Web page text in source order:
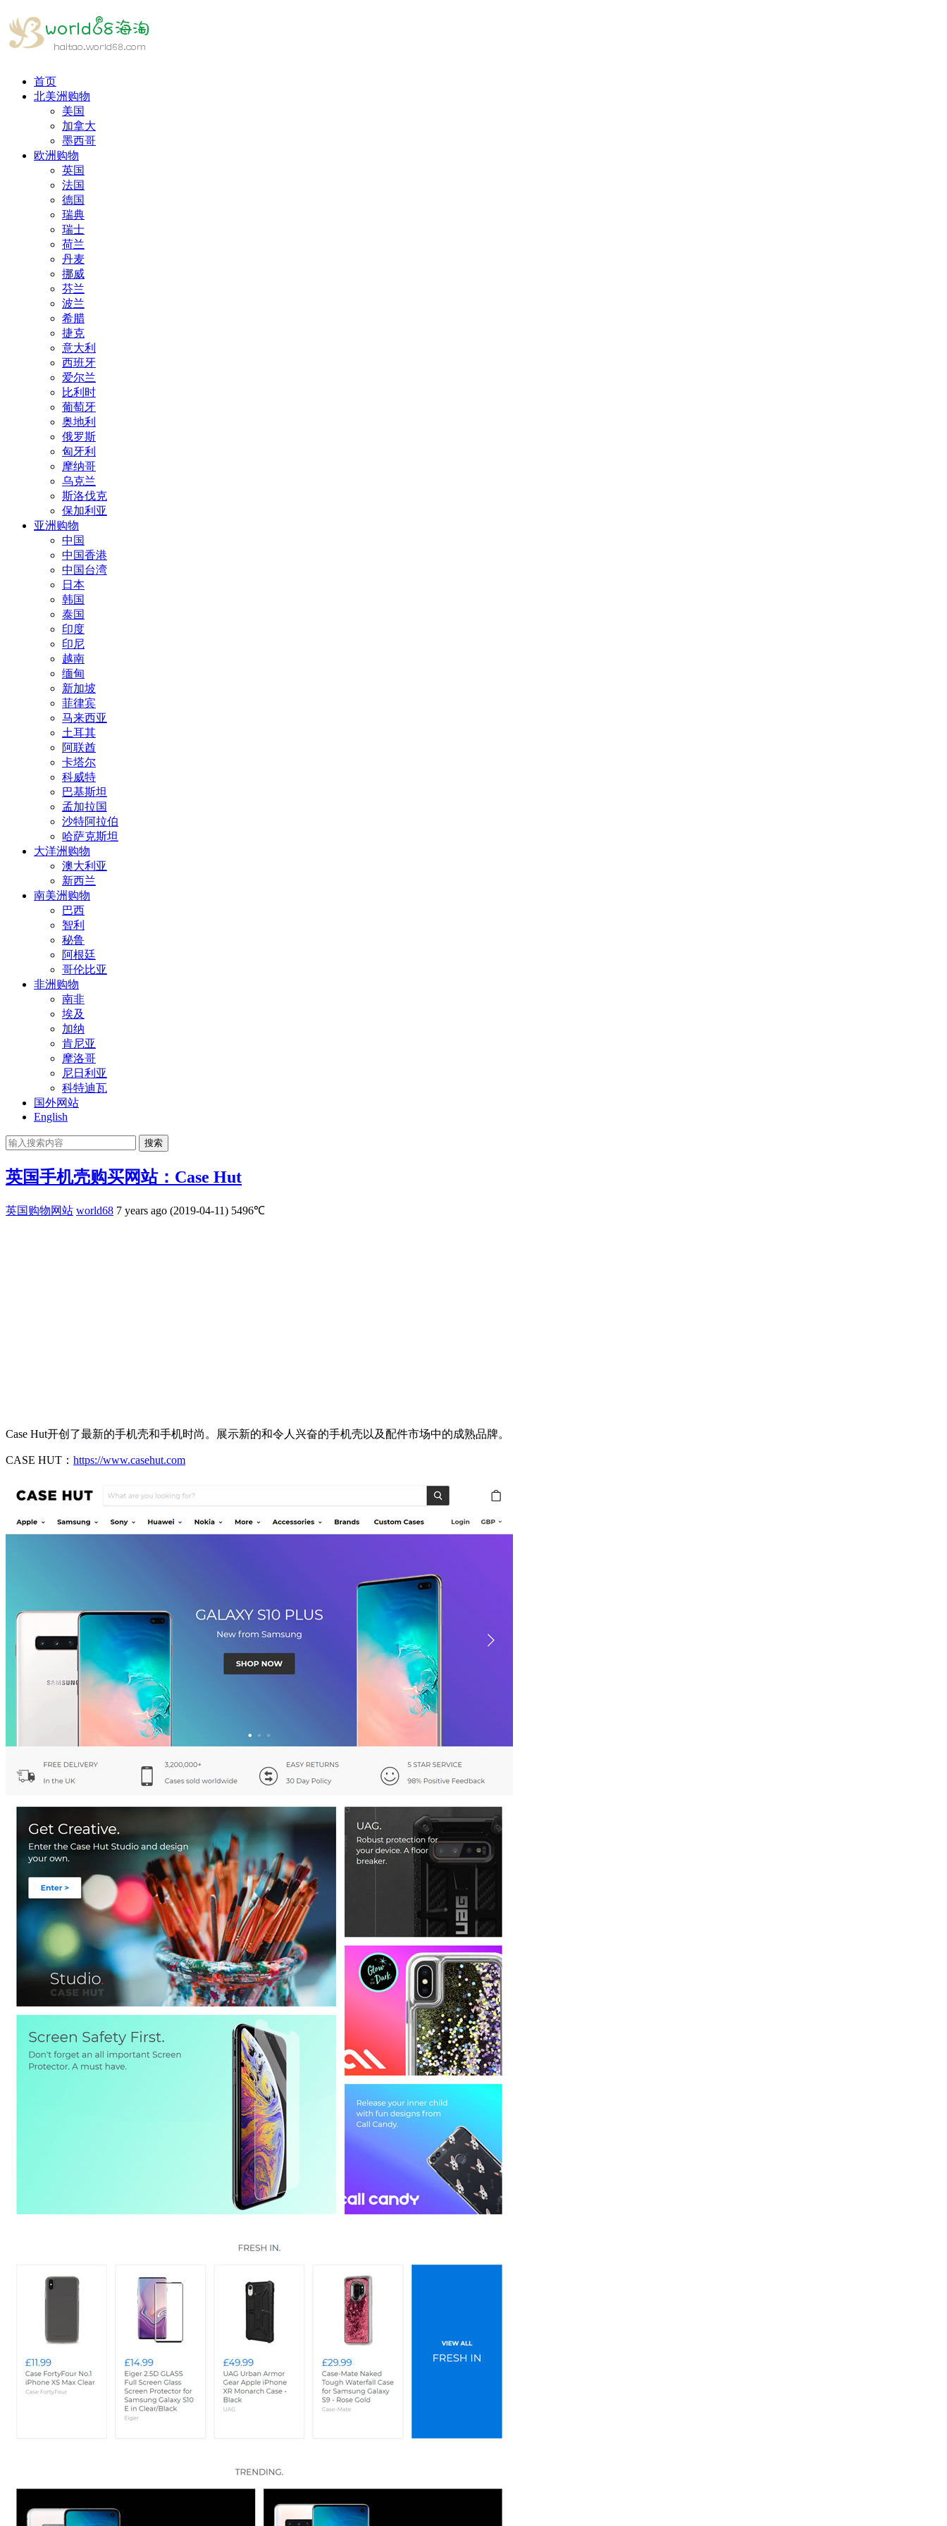
首页
北美洲购物
美国
加拿大
墨西哥
欧洲购物
英国
法国
德国
瑞典
瑞士
荷兰
丹麦
挪威
芬兰
波兰
希腊
捷克
意大利
西班牙
爱尔兰
比利时
葡萄牙
奥地利
俄罗斯
匈牙利
摩纳哥
乌克兰
斯洛伐克
保加利亚
亚洲购物
中国
中国香港
中国台湾
日本
韩国
泰国
印度
印尼
越南
缅甸
新加坡
菲律宾
马来西亚
土耳其
阿联酋
卡塔尔
科威特
巴基斯坦
孟加拉国
沙特阿拉伯
哈萨克斯坦
大洋洲购物
澳大利亚
新西兰
南美洲购物
巴西
智利
秘鲁
阿根廷
哥伦比亚
非洲购物
南非
埃及
加纳
肯尼亚
摩洛哥
尼日利亚
科特迪瓦
国外网站
English
搜索
英国手机壳购买网站：Case Hut
英国购物网站 world68 7 years ago (2019-04-11) 5496℃
Case Hut开创了最新的手机壳和手机时尚。展示新的和令人兴奋的手机壳以及配件市场中的成熟品牌。
CASE HUT： https://www.casehut.com